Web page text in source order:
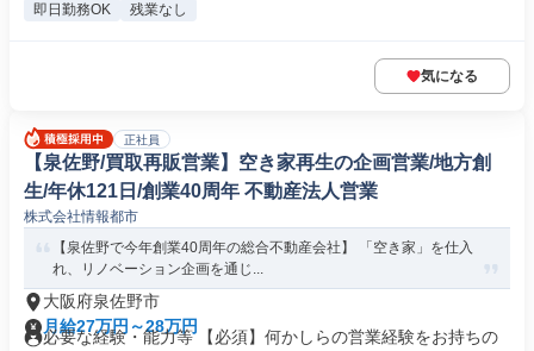
即日勤務OK 残業なし
気になる
正社員
【泉佐野/買取再販営業】空き家再生の企画営業/地方創
生/年休121日/創業40周年 不動産法人営業
株式会社情報都市
【泉佐野で今年創業40周年の総合不動産会社】 「空き家」を仕入
れ、リノベーション企画を通じ...
大阪府泉佐野市
月給27万円～28万円
必要な経験・能力等 【必須】何かしらの営業経験をお持ちの